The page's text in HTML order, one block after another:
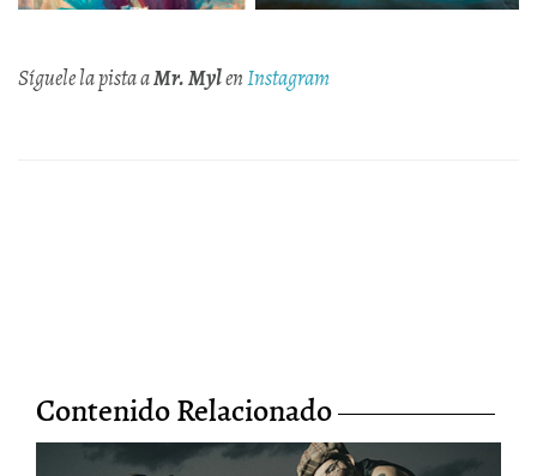
Síguele la pista aMr. MylenInstagram
Contenido Relacionado